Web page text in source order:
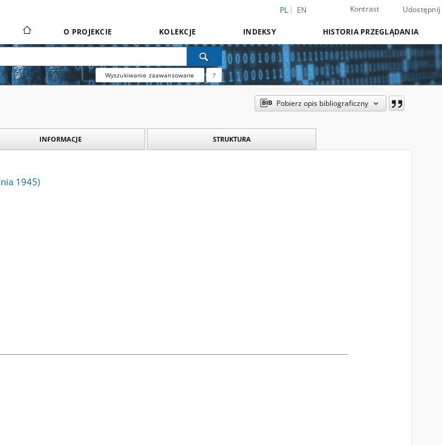
PL EN Kontrast Udostępnij
O PROJEKCIE KOLEKCJE INDEKSY HISTORIA PRZEGLĄDANIA
Wyszukiwanie zaawansowane ?
Pobierz opis bibliograficzny
INFORMACJE STRUKTURA
1945)